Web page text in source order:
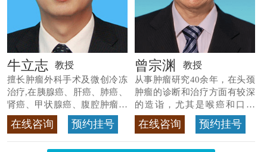
牛立志 教授
擅长肿瘤外科手术及微创冷冻
治疗,在胰腺癌、肝癌、肺癌、
肾癌、甲状腺癌、腹腔肿瘤等
>>查看专家详情
在线咨询 预约挂号
曾宗渊 教授
从事肿瘤研究40余年，在头颈
肿瘤的诊断和治疗方面有较深
的造诣，尤其是喉癌和口腔
癌，迄今仍是广东喉癌单病种
首席专家>>查看专家详情
在线咨询 预约挂号